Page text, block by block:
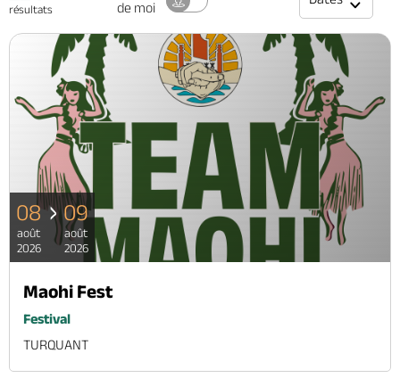
Brochures & Cartes Offices de tourisme Comment venir ? Ecrivez-nous
résultats
de moi
08
août
2026
09
août
2026
Maohi Fest
Festival
TURQUANT